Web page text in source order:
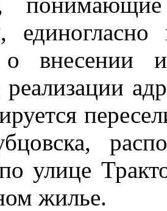
единогласно
внесении
реализации
улице
жилье.